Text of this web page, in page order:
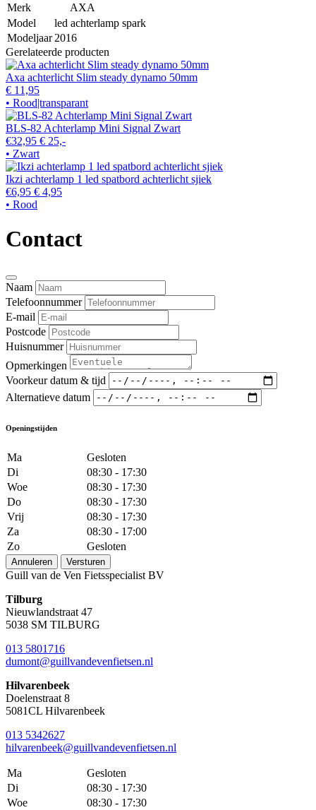
Merk
AXA
Model
led achterlamp spark
Modeljaar 2016
Gerelateerde producten
Axa achterlicht Slim steady dynamo 50mm
€ 11,95
• Rood|transparant
BLS-82 Achterlamp Mini Signal Zwart
€32,95 € 25,-
• Zwart
Ikzi achterlamp 1 led spatbord achterlicht sjiek
€6,95 € 4,95
• Rood
Contact
Naam
Telefoonnummer
E-mail
Postcode
Huisnummer
Opmerkingen
Voorkeur datum & tijd
Alternatieve datum
Openingstijden
Ma
Gesloten
Di
08:30 - 17:30
Woe
08:30 - 17:30
Do
08:30 - 17:30
Vrij
08:30 - 17:30
Za
08:30 - 17:00
Zo
Gesloten
Annuleren Versturen
Guill van de Ven Fietsspecialist BV
Tilburg
Nieuwlandstraat 47
5038 SM TILBURG
013 5801716
dumont@guillvandevenfietsen.nl
Hilvarenbeek
Doelenstraat 8
5081CL Hilvarenbeek
013 5342627
hilvarenbeek@guillvandevenfietsen.nl
Ma
Gesloten
Di
08:30 - 17:30
Woe
08:30 - 17:30